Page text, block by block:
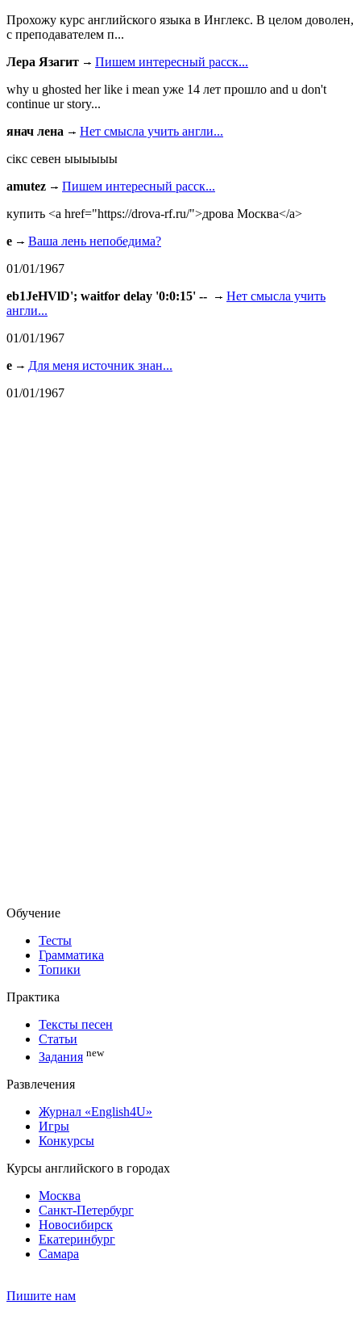
Прохожу курс английского языка в Инглекс. В целом доволен,
с преподавателем п...
Лера Язагит
Пишем интересный расск...
why u ghosted her like i mean уже 14 лет прошло and u don't
continue ur story...
янач лена
Нет смысла учить англи...
сiкс севен ыыыыыы
amutez
Пишем интересный расск...
купить <a href="https://drova-rf.ru/">дрова Москва</a>
e
Ваша лень непобедима?
01/01/1967
eb1JeHVlD'; waitfor delay '0:0:15' --
Нет смысла учить
англи...
01/01/1967
e
Для меня источник знан...
01/01/1967
Обучение
Тесты
Грамматика
Топики
Практика
Тексты песен
Статьи
Задания new
Развлечения
Журнал «English4U»
Игры
Конкурсы
Курсы английского в городах
Москва
Санкт-Петербург
Новосибирск
Екатеринбург
Самара
Пишите нам